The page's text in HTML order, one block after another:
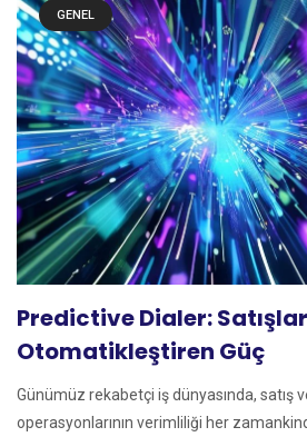
GENEL
Predictive Dialer:
Otomatikleştiren Güç
Günümüz rekabetçi iş dünyasında, satış
operasyonlarının verimliliği her